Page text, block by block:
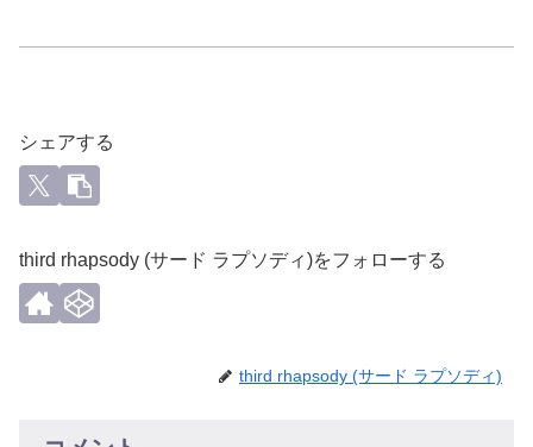
シェアする
third rhapsody (サード ラプソディ)をフォローする
third rhapsody (サード ラプソディ)